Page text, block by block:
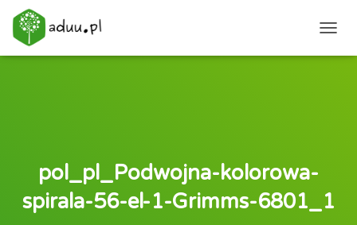
pol_pl_Podwojna-kolorowa-
spirala-56-el-1-Grimms-6801_1